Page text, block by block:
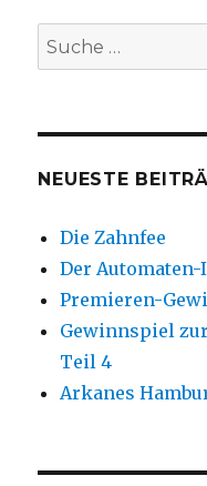
Suche
nach:
NEUESTE
Die Zahnfee
Der
Premieren-
Gewinnspiel
Teil 4
Arkanes